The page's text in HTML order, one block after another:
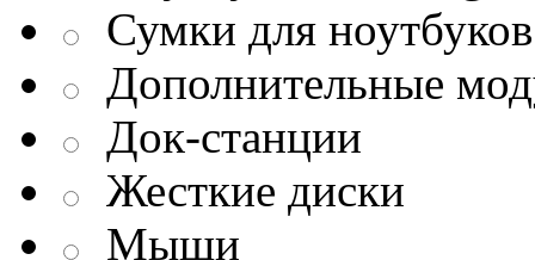
Сумки для ноутбуков
Дополнительные
Док-станции
Жесткие диски
Мыши